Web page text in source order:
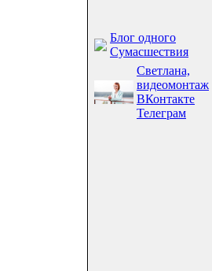
Блог одного
Сумасшествия
Светлана,
видеомонтаж
ВКонтакте
Телеграм